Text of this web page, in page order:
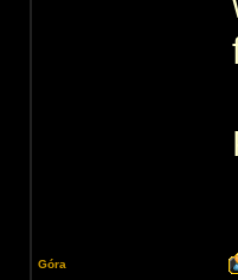
Góra